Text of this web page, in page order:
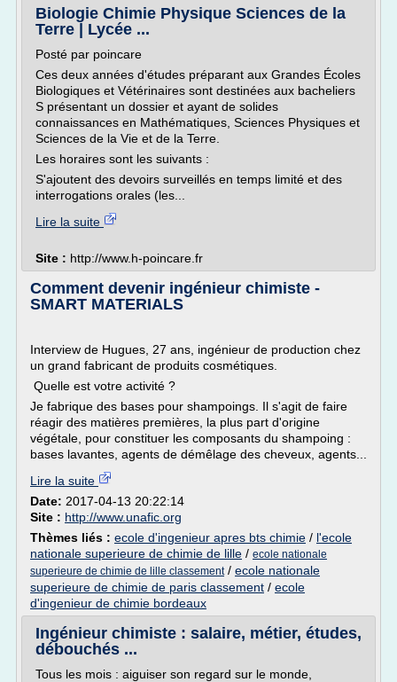
Biologie Chimie Physique Sciences de la
Terre | Lycée ...
Posté par poincare
Ces deux années d'études préparant aux Grandes Écoles
Biologiques et Vétérinaires sont destinées aux bacheliers
S présentant un dossier et ayant de solides
connaissances en Mathématiques, Sciences Physiques et
Sciences de la Vie et de la Terre.
Les horaires sont les suivants :
S'ajoutent des devoirs surveillés en temps limité et des
interrogations orales (les...
Lire la suite
Site : http://www.h-poincare.fr
Comment devenir ingénieur chimiste -
SMART MATERIALS
Interview de Hugues, 27 ans, ingénieur de production chez
un grand fabricant de produits cosmétiques.
Quelle est votre activité ?
Je fabrique des bases pour shampoings. Il s'agit de faire
réagir des matières premières, la plus part d'origine
végétale, pour constituer les composants du shampoing :
bases lavantes, agents de démêlage des cheveux, agents...
Lire la suite
Date: 2017-04-13 20:22:14
Site : http://www.unafic.org
Thèmes liés : ecole d'ingenieur apres bts chimie / l'ecole
nationale superieure de chimie de lille / ecole nationale
superieure de chimie de lille classement/ ecole nationale
superieure de chimie de paris classement / ecole
d'ingenieur de chimie bordeaux
Ingénieur chimiste : salaire, métier, études,
débouchés ...
Tous les mois : aiguiser son regard sur le monde,